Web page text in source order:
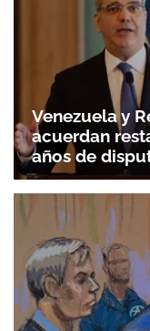
Venezuela y
acuerdan
años de